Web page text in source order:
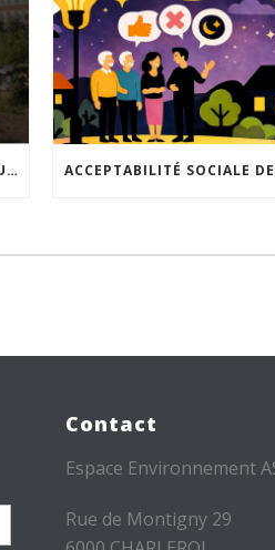
« INSPIRONS LE QUARTIER » : UN NOUVEL APPEL À PROJETS EST LANCÉ !
Contact
Espace Environnement
Rue de Montigny 29